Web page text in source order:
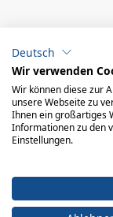
Deutsch
Wir verwenden
Wir können diese zur
unsere Webseite zu
Ihnen ein großartiges
Informationen zu den
Einstellungen.